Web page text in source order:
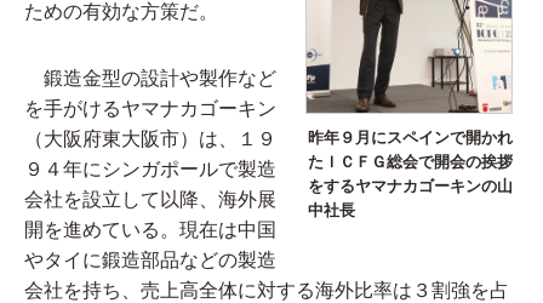
昨年９月にスペインで開かれ
たＩＣＦＧ総会で開会の挨拶
をするヤマナカゴーキンの山
中社長
ための有効な方策だ。
鍛造金型の設計や製作など
を手がけるヤマナカゴーキン
（大阪府東大阪市）は、１９
９４年にシンガポールで製造
会社を設立して以降、海外展
開を進めている。現在は中国
やタイに鍛造部品などの製造
会社を持ち、売上高全体に対する海外比率は３割強を占